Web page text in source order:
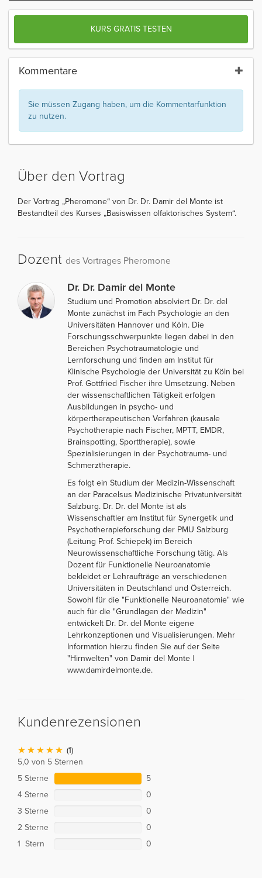
KURS GRATIS TESTEN
Kommentare
Sie müssen Zugang haben, um die Kommentarfunktion
zu nutzen.
Über den Vortrag
Der Vortrag „Pheromone“ von Dr. Dr. Damir del Monte ist
Bestandteil des Kurses „Basiswissen olfaktorisches System“.
Dozent des Vortrages Pheromone
Dr. Dr. Damir del Monte
Studium und Promotion absolviert Dr. Dr. del
Monte zunächst im Fach Psychologie an den
Universitäten Hannover und Köln. Die
Forschungsschwerpunkte liegen dabei in den
Bereichen Psychotraumatologie und
Lernforschung und finden am Institut für
Klinische Psychologie der Universität zu Köln bei
Prof. Gottfried Fischer ihre Umsetzung. Neben
der wissenschaftlichen Tätigkeit erfolgen
Ausbildungen in psycho- und
körpertherapeutischen Verfahren (kausale
Psychotherapie nach Fischer, MPTT, EMDR,
Brainspotting, Sporttherapie), sowie
Spezialisierungen in der Psychotrauma- und
Schmerztherapie.
Es folgt ein Studium der Medizin-Wissenschaft
an der Paracelsus Medizinische Privatuniversität
Salzburg. Dr. Dr. del Monte ist als
Wissenschaftler am Institut für Synergetik und
Psychotherapieforschung der PMU Salzburg
(Leitung Prof. Schiepek) im Bereich
Neurowissenschaftliche Forschung tätig. Als
Dozent für Funktionelle Neuroanatomie
bekleidet er Lehraufträge an verschiedenen
Universitäten in Deutschland und Österreich.
Sowohl für die "Funktionelle Neuroanatomie" wie
auch für die "Grundlagen der Medizin"
entwickelt Dr. Dr. del Monte eigene
Lehrkonzeptionen und Visualisierungen. Mehr
Information hierzu finden Sie auf der Seite
"Hirnwelten" von Damir del Monte |
www.damirdelmonte.de.
Kundenrezensionen
(1)
5,0 von 5 Sternen
5 Sterne
5
4 Sterne
0
3 Sterne
0
2 Sterne
0
1 Stern
0